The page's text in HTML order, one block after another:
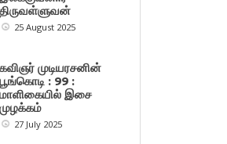
திருவள்ளுவன்
25 August 2025
கவிஞர் முடியரசனின்
பூங்கொடி : 99 :
மாளிகையில் இசை
முழக்கம்
27 July 2025